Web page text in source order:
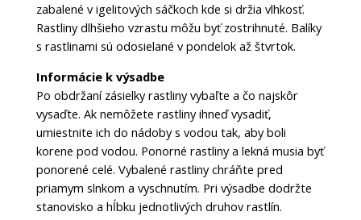
zabalené v igelitových sáčkoch kde si držia vlhkosť.
Rastliny dlhšieho vzrastu môžu byť zostrihnuté. Balíky
s rastlinami sú odosielané v pondelok až štvrtok.
Informácie k výsadbe
Po obdržaní zásielky rastliny vybaľte a čo najskôr
vysaďte. Ak nemôžete rastliny ihneď vysadiť,
umiestnite ich do nádoby s vodou tak, aby boli
korene pod vodou. Ponorné rastliny a lekná musia byť
ponorené celé. Vybalené rastliny chráňte pred
priamym slnkom a vyschnutím. Pri výsadbe dodržte
stanovisko a hĺbku jednotlivých druhov rastlín.